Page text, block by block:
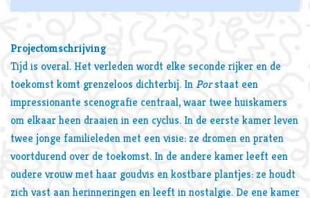
Projectomschrijving
Tijd is overal. Het verleden wordt elke seconde rijker en de
toekomst komt grenzeloos dichterbij. In Porstaat een
impressionante scenografie centraal, waar twee huiskamers
om elkaar heen draaien in een cyclus. In de eerste kamer leven
twee jonge familieleden met een visie: ze dromen en praten
voortdurend over de toekomst. In de andere kamer leeft een
oudere vrouw met haar goudvis en kostbare plantjes: ze houdt
zich vast aan herinneringen en leeft in nostalgie. De ene kamer